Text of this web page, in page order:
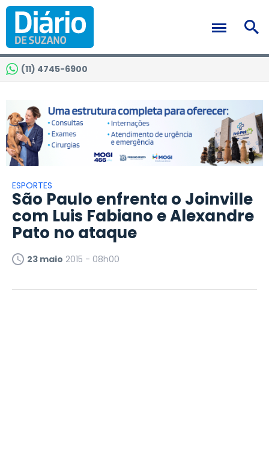
(11) 4745-6900
ESPORTES
São Paulo enfrenta o Joinville
com Luis Fabiano e Alexandre
Pato no ataque
23 maio 2015 - 08h00